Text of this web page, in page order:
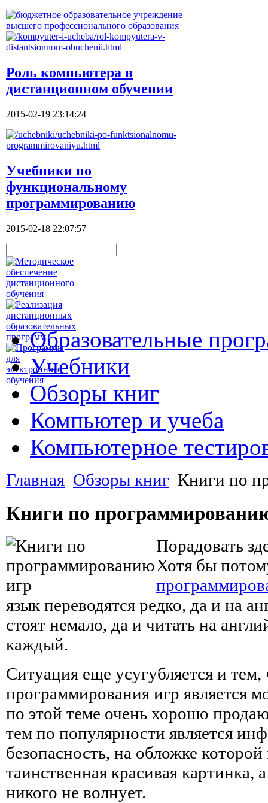
Роль компьютера в
дистанционном обучении
2015-02-19 23:14:24
Учебники по
функциональному
программированию
2015-02-18 22:07:57
Образовательные
Учебники
Обзоры книг
Компьютер и учеба
Компьютерное
Главная Обзоры книг Книги по
Книги по
Порадовать
Хотя бы
язык переводятся редко, да и на
стоят немало, да и читать на
каждый.
Ситуация еще усугубляется и тем,
программирования игр является
по этой теме очень хорошо
тем по популярности является
безопасность, на обложке которой
таинственная красивая картинка,
никого не волнует.